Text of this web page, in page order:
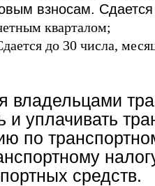
взносам.
кварталом;
до 30 числа,
и уплачивать
по
средств.